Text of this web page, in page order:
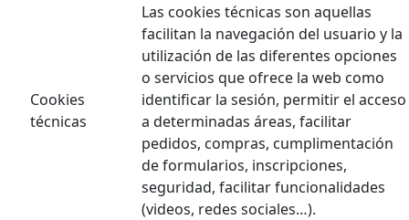
Cookies
técnicas
Las cookies técnicas son aquellas
facilitan la navegación del usuario y la
utilización de las diferentes opciones
o servicios que ofrece la web como
identificar la sesión, permitir el acceso
a determinadas áreas, facilitar
pedidos, compras, cumplimentación
de formularios, inscripciones,
seguridad, facilitar funcionalidades
(videos, redes sociales…).